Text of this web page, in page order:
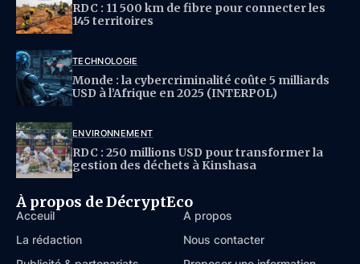
RDC : 11 500 km de fibre pour connecter les
145 territoires
TECHNOLOGIE
Monde : la cybercriminalité coûte 5 milliards
USD à l’Afrique en 2025 (INTERPOL)
ENVIRONNEMENT
RDC : 250 millions USD pour transformer la
gestion des déchets à Kinshasa
À propos de DécryptEco
Acceuil
À propos
La rédaction
Nous contacter